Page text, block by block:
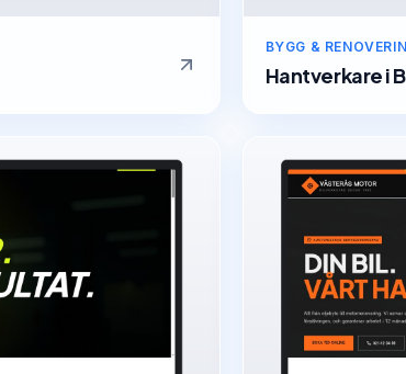
BYGG &
Hantverkarei